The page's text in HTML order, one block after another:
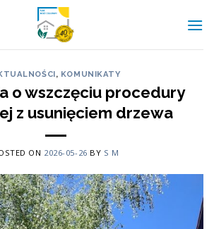
narzędzi
, KOMUNIKATY
o wszczęciu procedury
z usunięciem drzewa
ON 2026-05-26 BY S M